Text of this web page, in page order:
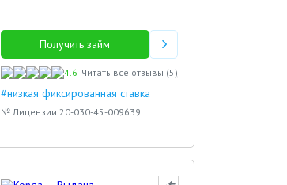
Получить займ
4.6 Читать все отзывы (5)
#низкая фиксированная ставка
№ Лицензии 20-030-45-009639